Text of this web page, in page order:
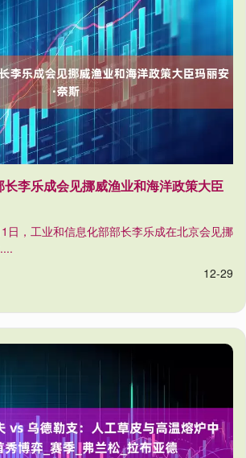
长李乐成会见挪威渔业和海洋政策大臣
日，工业和信息化部部长李乐成在北京会见挪
12-29